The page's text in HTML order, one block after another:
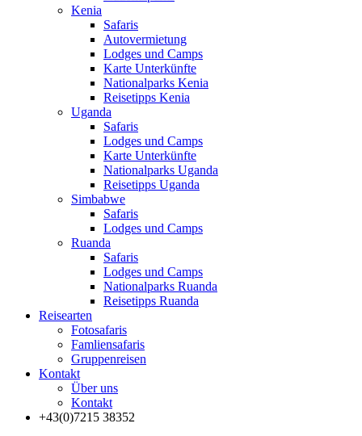
Kenia
Safaris
Autovermietung
Lodges und Camps
Karte Unterkünfte
Nationalparks Kenia
Reisetipps Kenia
Uganda
Safaris
Lodges und Camps
Karte Unterkünfte
Nationalparks Uganda
Reisetipps Uganda
Simbabwe
Safaris
Lodges und Camps
Ruanda
Safaris
Lodges und Camps
Nationalparks Ruanda
Reisetipps Ruanda
Reisearten
Fotosafaris
Famliensafaris
Gruppenreisen
Kontakt
Über uns
Kontakt
+43(0)7215 38352